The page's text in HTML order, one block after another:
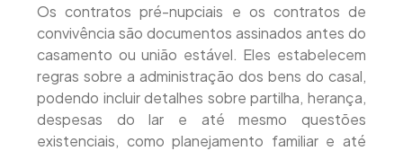
Os contratos pré-nupciais e os contratos de
convivência são documentos assinados antes do
casamento ou união estável. Eles estabelecem
regras sobre a administração dos bens do casal,
podendo incluir detalhes sobre partilha, herança,
despesas do lar e até mesmo questões
existenciais, como planejamento familiar e até